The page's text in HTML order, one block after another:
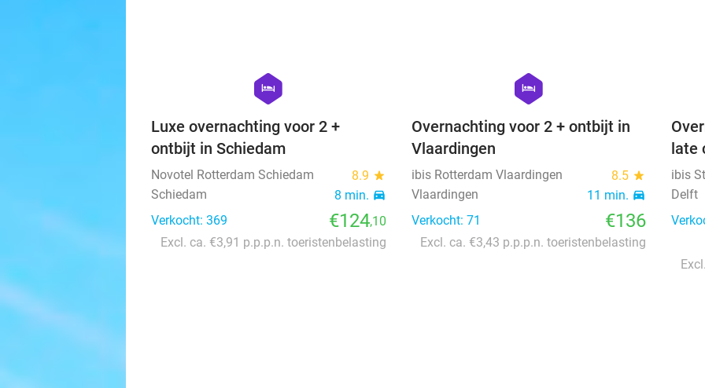
hexagon
hotel
Luxe overnachting voor 2 +
ontbijt in Schiedam
Novotel Rotterdam Schiedam 8.9 star
Schiedam 8 min. directions_car
Verkocht: 369 €124,10
Excl. ca. €3,91 p.p.p.n. toeristenbelasting
hexagon
hotel
Overnachting voor 2 + ontbijt in
Vlaardingen
ibis Rotterdam Vlaardingen 8.5 star
Vlaardingen 11 min. directions_car
Verkocht: 71 €136
Excl. ca. €3,43 p.p.p.n. toeristenbelasting
late
ibis
Delft